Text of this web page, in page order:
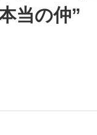
当の仲”